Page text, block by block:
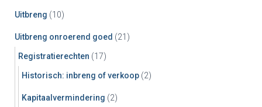
Uitbreng (10)
Uitbreng onroerend goed (21)
Registratierechten (17)
Historisch: inbreng of verkoop (2)
Kapitaalvermindering (2)